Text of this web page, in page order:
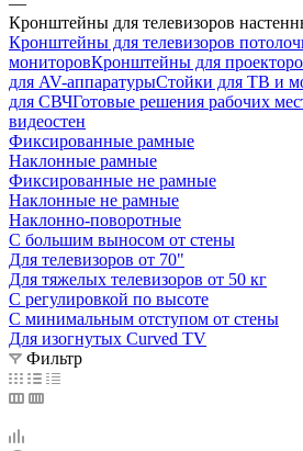
Кронштейны для телевизоров
Кронштейны для телевизоров
мониторовКронштейны для
для AV-аппаратурыСтойки для ТВ и
для СВЧГотовые решения рабочих
видеостен
Фиксированные рамные
Наклонные рамные
Фиксированные не рамные
Наклонные не рамные
Наклонно-поворотные
С большим выносом от стены
Для телевизоров от 70"
Для тяжелых телевизоров от 50 кг
С регулировкой по высоте
С минимальным отступом от стены
Для изогнутых Curved TV
Фильтр